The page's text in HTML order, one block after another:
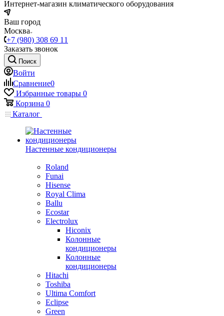
Интернет-магазин климатического оборудования
Ваш город
Москва
+7 (980) 308 69 11
Заказать звонок
Поиск
Войти
Сравнение0
Избранные товары 0
Корзина 0
Каталог
Настенные кондиционеры
Roland
Funai
Hisense
Royal Clima
Ballu
Ecostar
Electrolux
Hiconix
Колонные
кондиционеры
Колонные
кондиционеры
Hitachi
Toshiba
Ultima Comfort
Eclipse
Green